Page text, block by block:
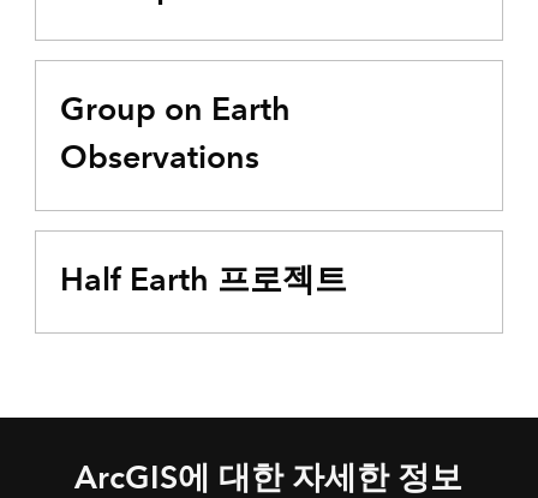
Group on Earth
Observations
Half Earth 프로젝트
ArcGIS에 대한 자세한 정보